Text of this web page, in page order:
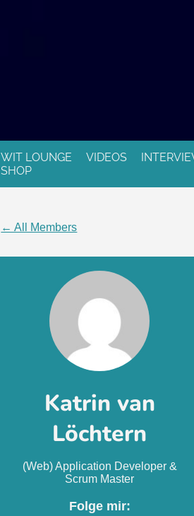
WIT LOUNGE VIDEOS
SHOP
← All Members
Katrin van
Löchtern
(Web) Application Developer &
Scrum Master
Folge mir: